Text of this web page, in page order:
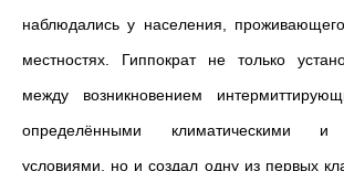
наблюдались у населения,
местностях. Гиппократ не только
между возникновением
определёнными климатическими и
условиями, но и создал одну из первых